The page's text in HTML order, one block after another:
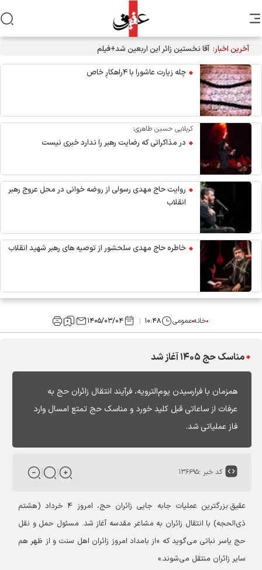
آخرین اخبار: آقا نخستین زائر این اربعین شد+فیلم
چله زیارت عاشورا با ۴راهکارِ خاص
کربلایی حسین طاهری:
در مذاکراتی که رضایت رهبر را ندارد خبری نیست
روایت حاج مهدی رسولی از روضه خوانی در محل عروج رهبر
انقلاب
خاطره حاج مهدی سلحشور از توصیه های رهبر شهید انقلاب
خانهعمومی ۱۰:۴۸ ۱۴۰۵/۰۳/۰۴
مناسک حج ۱۴۰۵ آغاز شد
همزمان با فرارسیدن یوم‌الترویه، فرآیند انتقال زائران حج به
عرفات از ساعاتی قبل کلید خورد و مناسک حج تمتع امسال وارد
فاز عملیاتی شد.
کد خبر :۱۳۶۶۹۵
عقیق:
بزرگترین عملیات جابه جایی زائران حج، امروز ۴ خرداد (هشتم
ذی‌الحجه) با انتقال زائران به مشاعر مقدسه آغاز شد. مسئول حمل و نقل
حج یاسر نباتی می‌‎گوید که «از بامداد امروز زائران اهل سنت و از ظهر هم
سایر زائران منتقل می‌شوند.»